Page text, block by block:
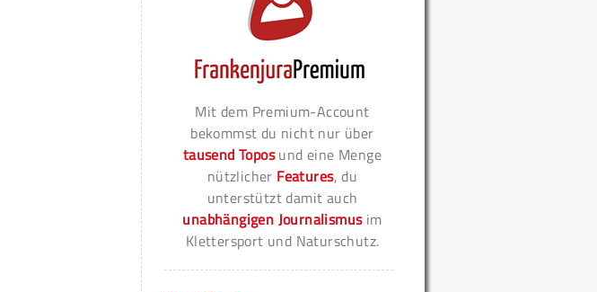
Mit dem Premium-Account
bekommst du nicht nur über
tausend Toposund eine Menge
nützlicher Features, du
unterstützt damit auch
unabhängigen Journalismusim
Klettersport und Naturschutz.